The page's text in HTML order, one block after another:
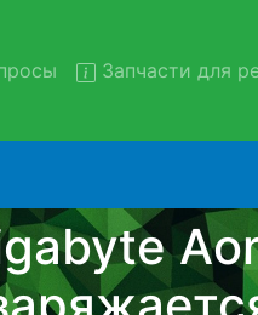
Запчасти для
в